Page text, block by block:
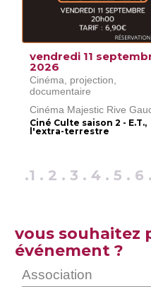
vendredi 11
2026
Cinéma, projection,
documentaire
Cinéma Majestic Rive
Ciné Culte saison 2 - E.T.,
l'extra-terrestre
.1 . 2 .3 .4 .5 . 6 .
vous souhaitez
événement ?
Association